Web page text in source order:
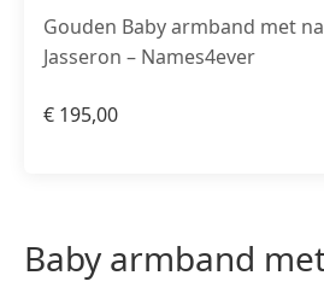
Gouden Baby armband met
Jasseron – Names4ever
€ 195,00
Baby armband